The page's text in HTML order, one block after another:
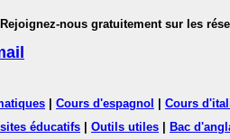
Rejoignez-nous gratuitement sur les
Cours d'espagnol Cours
éducatifs Outils utiles Bac